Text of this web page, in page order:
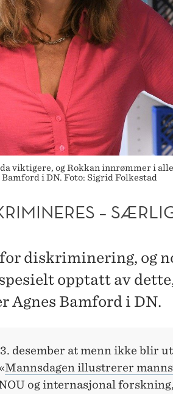
viktigere, og Rokkan innrømmer i
i DN. Foto: Sigrid Folkestad
–
diskriminering, og
opptatt av
Agnes Bamford i DN.
desember at menn ikke blir
Mannsdagen illustrerer
og internasjonal